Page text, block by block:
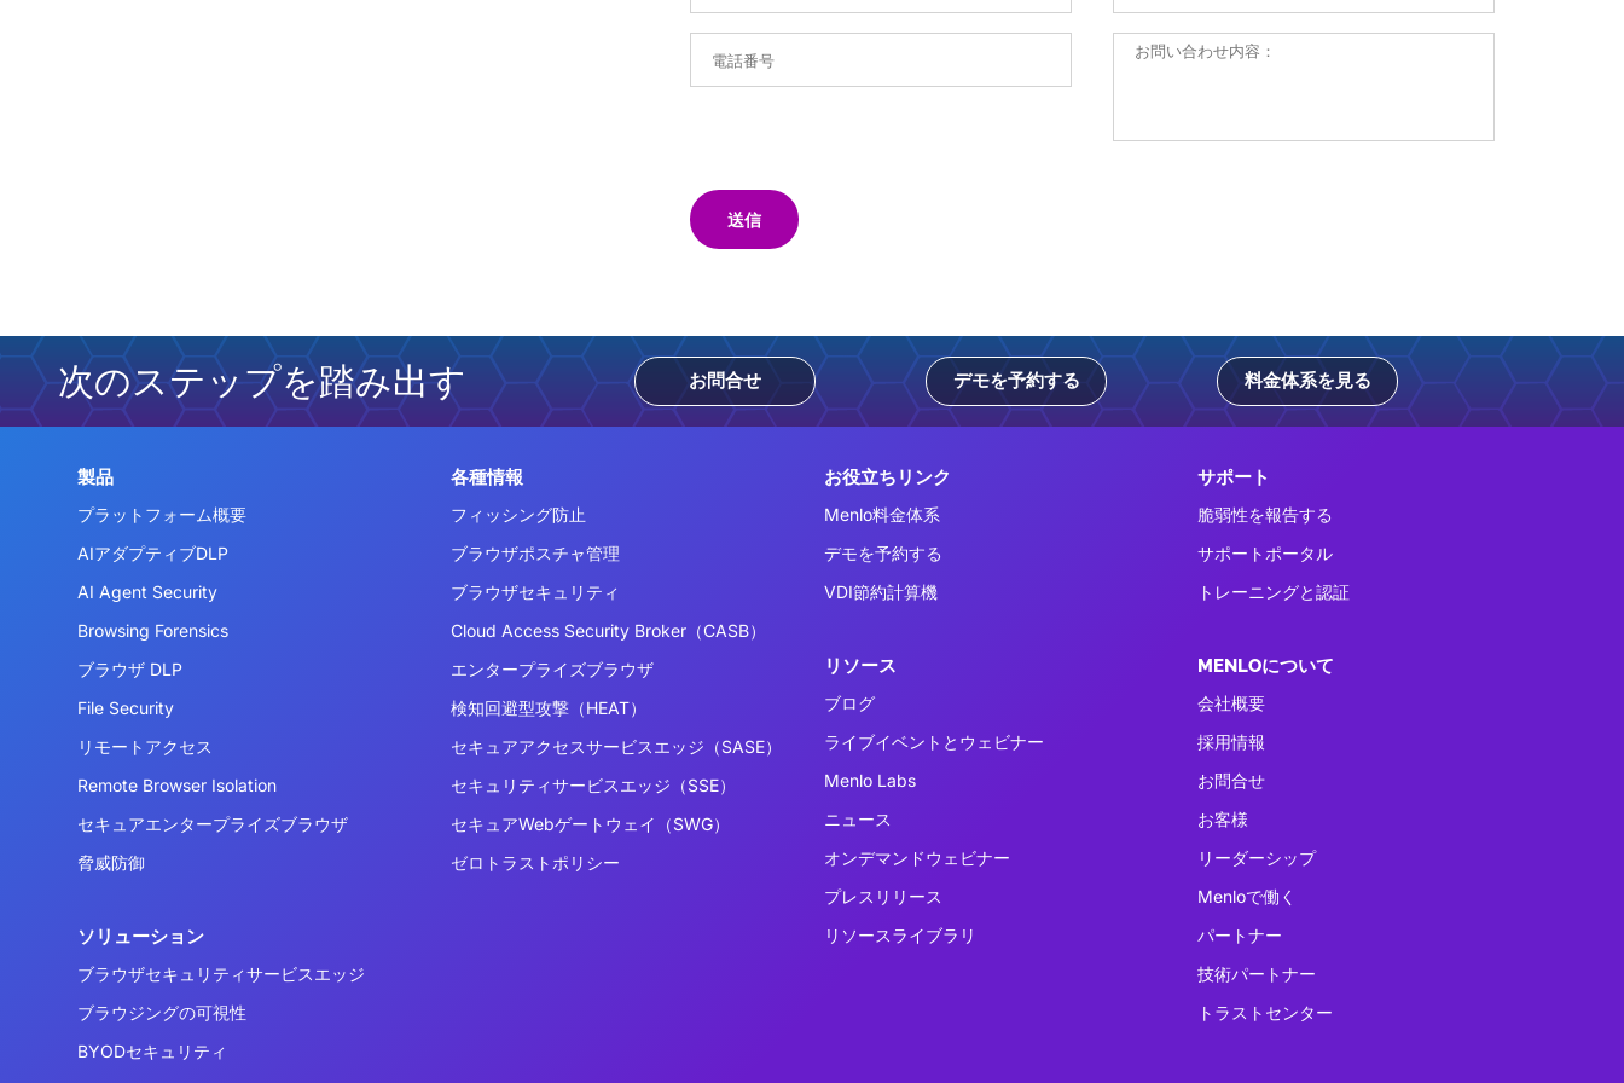
送信
次のステップを踏み出す お問合せ デモを予約する 料金体系を見る
製品
プラットフォーム概要
AIアダプティブDLP
AI Agent Security
Browsing Forensics
ブラウザ DLP
File Security
リモートアクセス
Remote Browser Isolation
セキュアエンタープライズブラウザ
脅威防御
ソリューション
ブラウザセキュリティサービスエッジ
ブラウジングの可視性
BYODセキュリティ
各種情報
フィッシング防止
ブラウザポスチャ管理
ブラウザセキュリティ
Cloud Access Security Broker（CASB）
エンタープライズブラウザ
検知回避型攻撃（HEAT）
セキュアアクセスサービスエッジ（SASE）
セキュリティサービスエッジ（SSE）
セキュアWebゲートウェイ（SWG）
ゼロトラストポリシー
お役立ちリンク
Menlo料金体系
デモを予約する
VDI節約計算機
リソース
ブログ
ライブイベントとウェビナー
Menlo Labs
ニュース
オンデマンドウェビナー
プレスリリース
リソースライブラリ
サポート
脆弱性を報告する
サポートポータル
トレーニングと認証
MENLOについて
会社概要
採用情報
お問合せ
お客様
リーダーシップ
Menloで働く
パートナー
技術パートナー
トラストセンター